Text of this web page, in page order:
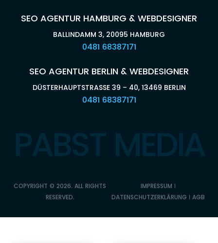
SEO AGENTUR HAMBURG & WEBDESIGNER
BALLINDAMM 3, 20095 HAMBURG
0481 68387171
SEO AGENTUR BERLIN & WEBDESIGNER
DÜSTERHAUPTSTRASSE 39 – 40, 13469 BERLIN
0481 68387171
PABST MEDIA
COPYRIGHT © 2026. ALL RIGHTS
RESERVED.
IMPRESSUM ǀ
DATENSCHUTZERKLÄRUNG ǀ AGB